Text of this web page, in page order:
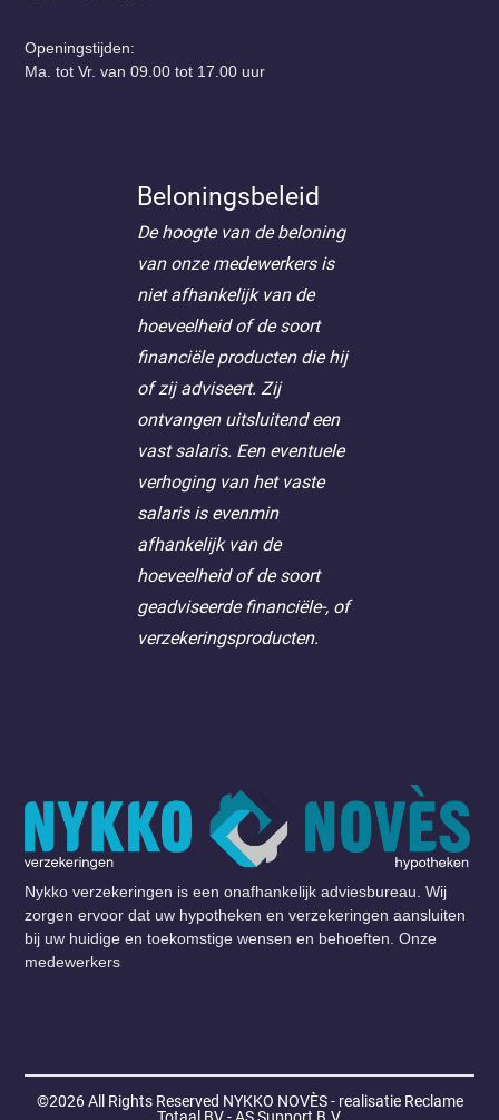
Nykko verzekeringen is een onafhankelijk adviesbureau. Wij
zorgen ervoor dat uw hypotheken en verzekeringen aansluiten
bij uw huidige en toekomstige wensen en behoeften. Onze
medewerkers
Beloningsbeleid
De hoogte van de beloning
van onze medewerkers is
niet afhankelijk van de
hoeveelheid of de soort
financiële producten die hij
of zij adviseert. Zij
ontvangen uitsluitend een
vast salaris. Een eventuele
verhoging van het vaste
salaris is evenmin
afhankelijk van de
hoeveelheid of de soort
geadviseerde financiële-, of
verzekeringsproducten.
Openingstijden:
Ma. tot Vr. van 09.00 tot 17.00 uur
©2026 All Rights Reserved NYKKO NOVÈS - realisatie Reclame